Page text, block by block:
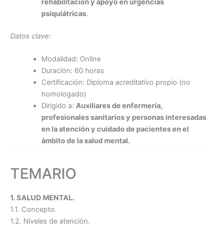
rehabilitación y apoyo en urgencias
psiquiátricas.
Datos clave:
Modalidad: Online
Duración: 60 horas
Certificación: Diploma acreditativo propio (no
homologado)
Dirigido a: Auxiliares de enfermería,
profesionales sanitarios y personas interesadas
en la atención y cuidado de pacientes en el
ámbito de la salud mental.
TEMARIO
1. SALUD MENTAL.
1.1. Concepto.
1.2. Niveles de atención.